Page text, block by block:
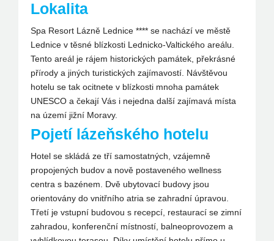
Lokalita
Spa Resort Lázně Lednice **** se nachází ve městě
Lednice v těsné blízkosti Lednicko-Valtického areálu.
Tento areál je rájem historických památek, překrásné
přírody a jiných turistických zajímavostí. Návštěvou
hotelu se tak ocitnete v blízkosti mnoha památek
UNESCO a čekají Vás i nejedna další zajímavá místa
na území jižní Moravy.
Pojetí lázeňského hotelu
Hotel se skládá ze tří samostatných, vzájemně
propojených budov a nově postaveného wellness
centra s bazénem. Dvě ubytovací budovy jsou
orientovány do vnitřního atria se zahradní úpravou.
Třetí je vstupní budovou s recepcí, restaurací se zimní
zahradou, konferenční místností, balneoprovozem a